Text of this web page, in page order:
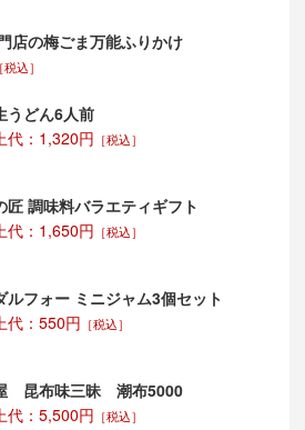
店の梅ごま万能ふりかけ
［税込］
うどん6人前
代：1,320円 ［税込］
匠 調味料バラエティギフト
代：1,650円 ［税込］
ルフォー ミニジャム3個セット
代：550円 ［税込］
昆布味三昧 潮布5000
代：5,500円 ［税込］